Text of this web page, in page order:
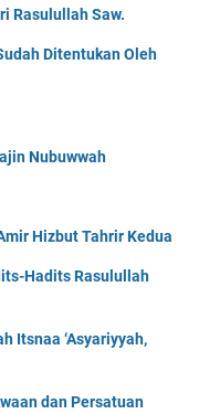
Rasulullah Saw.
Ditentukan Oleh
Nubuwwah
Hizbut Tahrir Kedua
Hadits Rasulullah
Itsnaa ‘Asyariyyah,
dan Persatuan